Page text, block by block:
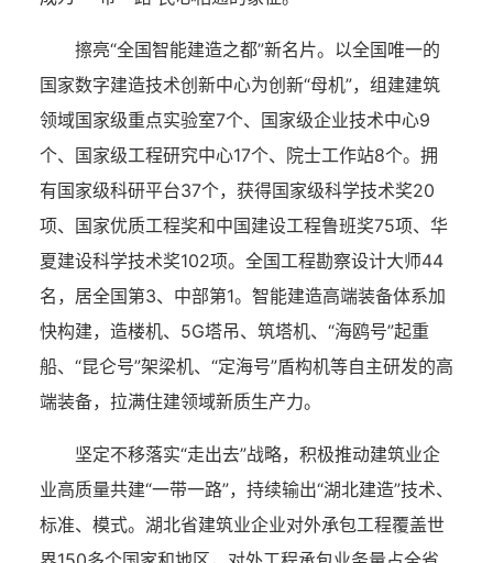
擦亮“全国智能建造之都”新名片。以全国唯一的
国家数字建造技术创新中心为创新“母机”，组建建筑
领域国家级重点实验室7个、国家级企业技术中心9
个、国家级工程研究中心17个、院士工作站8个。拥
有国家级科研平台37个，获得国家级科学技术奖20
项、国家优质工程奖和中国建设工程鲁班奖75项、华
夏建设科学技术奖102项。全国工程勘察设计大师44
名，居全国第3、中部第1。智能建造高端装备体系加
快构建，造楼机、5G塔吊、筑塔机、“海鸥号”起重
船、“昆仑号”架梁机、“定海号”盾构机等自主研发的高
端装备，拉满住建领域新质生产力。
坚定不移落实“走出去”战略，积极推动建筑业企
业高质量共建“一带一路”，持续输出“湖北建造”技术、
标准、模式。湖北省建筑业企业对外承包工程覆盖世